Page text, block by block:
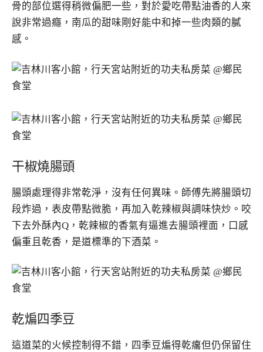
骨的部位選得稍微偏肥一些，對於愛吃帶點油香的人來
說非常過癮，南瓜的甜味剛好能中和掉一些肉類的膩
感。
干椒燒腸頭
腸頭處理得非常乾淨，沒有任何異味。師傅先將腸頭切
段炸過，表皮帶點微脆，再加入乾辣椒與調味快炒。咬
下去外酥內Q，乾辣椒的香氣有逼進去腸頭裡面，口感
偏重且乾香，是道標準的下酒菜。
乾煸四季豆
這道菜的火候控制得不錯，四季豆煸得乾癟但仍保留住